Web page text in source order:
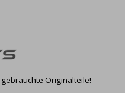
Originalteile!